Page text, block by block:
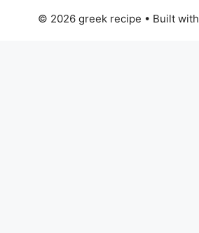
© 2026 greek recipe • Built with